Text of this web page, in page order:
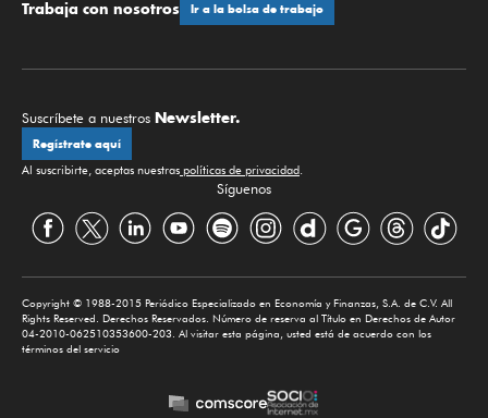
Trabaja con nosotros Ir a la bolsa de trabajo
Suscríbete a nuestros Newsletter.
Regístrate aquí
Al suscribirte, aceptas nuestras políticas de privacidad.
Síguenos
Copyright © 1988-2015 Periódico Especializado en Economía y Finanzas, S.A. de C.V. All
Rights Reserved. Derechos Reservados. Número de reserva al Título en Derechos de Autor
04-2010-062510353600-203. Al visitar esta página, usted está de acuerdo con los
términos del servicio